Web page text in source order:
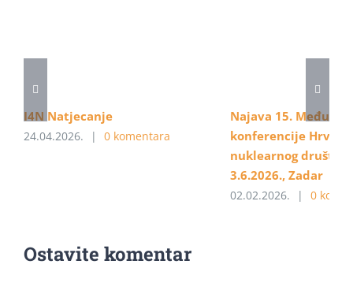
I4N Natjecanje
24.04.2026. | 0 komentara
Najava 15.
konferencije
nuklearnog društva,
3.6.2026., Zadar
02.02.2026. | 0
Ostavite komentar